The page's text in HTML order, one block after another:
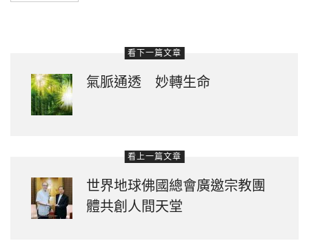
看下一篇文章
氣脈通透 妙轉生命
看上一篇文章
世界地球佛國總會廣邀宗教團
體共創人間天堂